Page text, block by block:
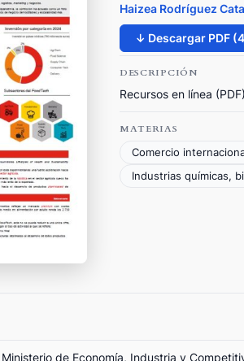
Haizea Rodríguez
↓ Descargar PDF
DESCRIPCIÓN
Recursos en línea (PDF)
MATERIAS
Comercio
Industrias químicas,
Ministerio de Economía, Industria y